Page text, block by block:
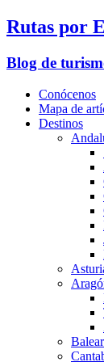
Rutas por
Blog de
Conócenos
Mapa de
Destinos